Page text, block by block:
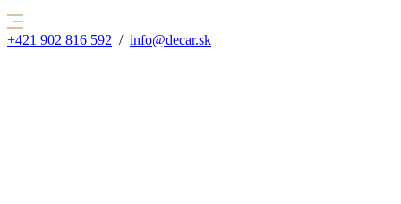
+421 902 816 592 / info@decar.sk